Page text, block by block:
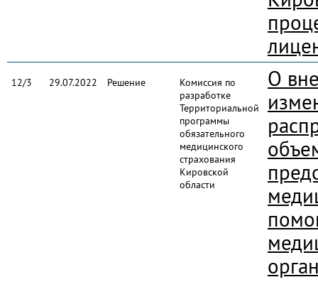
12/3 29.07.2022 Решение
Комиссия по
разработке
Территориальной
программы
обязательного
медицинского
страхования
Кировской
области
О